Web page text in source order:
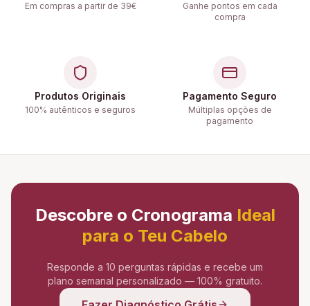
Em compras a partir de 39€
Ganhe pontos em cada
compra
Produtos Originais
100% autênticos e seguros
Pagamento Seguro
Múltiplas opções de
pagamento
Descobre o Cronograma Ideal
para o Teu Cabelo
Responde a 10 perguntas rápidas e recebe um
plano semanal personalizado — 100% gratuito.